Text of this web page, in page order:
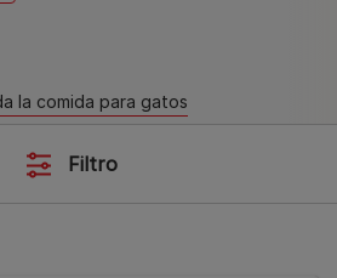
la comida para gatos
Filtro